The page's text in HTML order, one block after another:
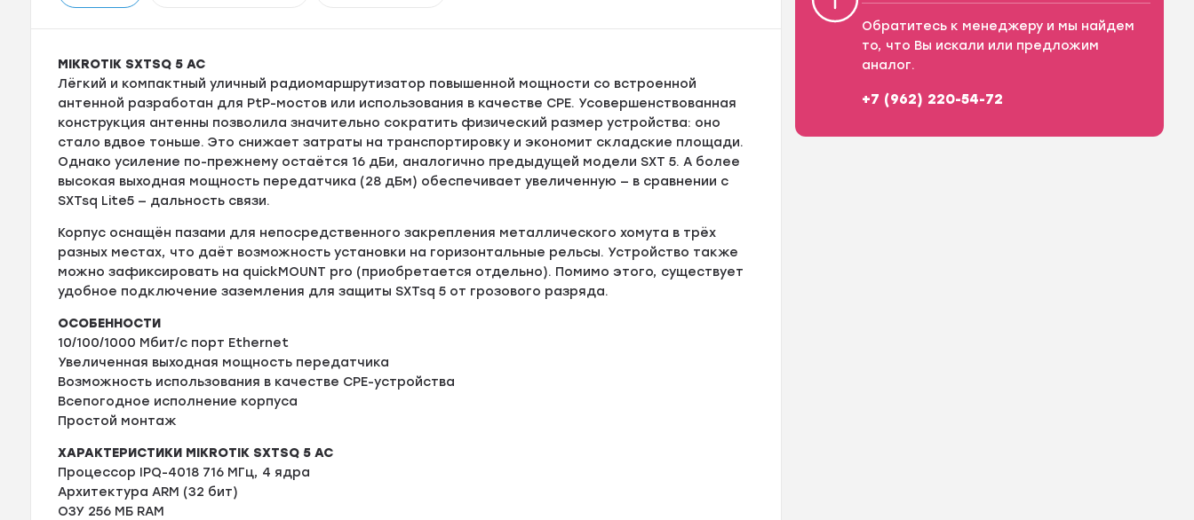
MIKROTIK SXTSQ 5 AC
Лёгкий и компактный уличный радиомаршрутизатор повышенной мощности со встроенной
антенной разработан для PtP-мостов или использования в качестве CPE. Усовершенствованная
конструкция антенны позволила значительно сократить физический размер устройства: оно
стало вдвое тоньше. Это снижает затраты на транспортировку и экономит складские площади.
Однако усиление по-прежнему остаётся 16 дБи, аналогично предыдущей модели SXT 5. А более
высокая выходная мощность передатчика (28 дБм) обеспечивает увеличенную — в сравнении с
SXTsq Lite5 — дальность связи.
Корпус оснащён пазами для непосредственного закрепления металлического хомута в трёх
разных местах, что даёт возможность установки на горизонтальные рельсы. Устройство также
можно зафиксировать на quickMOUNT pro (приобретается отдельно). Помимо этого, существует
удобное подключение заземления для защиты SXTsq 5 от грозового разряда.
ОСОБЕННОСТИ
10/100/1000 Мбит/с порт Ethernet
Увеличенная выходная мощность передатчика
Возможность использования в качестве CPE-устройства
Всепогодное исполнение корпуса
Простой монтаж
ХАРАКТЕРИСТИКИ MIKROTIK SXTSQ 5 AC
Процессор IPQ-4018 716 МГц, 4 ядра
Архитектура ARM (32 бит)
ОЗУ 256 МБ RAM
Обратитесь к менеджеру и мы найдем
то, что Вы искали или предложим
аналог.
+7 (962) 220-54-72